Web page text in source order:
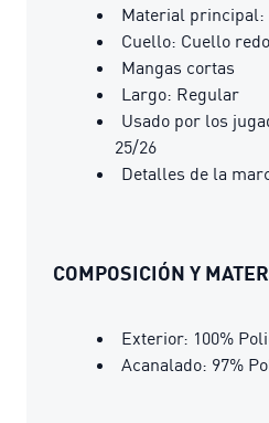
Material principal:
Cuello: Cuello
Mangas cortas
Largo: Regular
Usado por los
25/26
Detalles de la
COMPOSICIÓN Y
Exterior: 100%
Acanalado: 97%